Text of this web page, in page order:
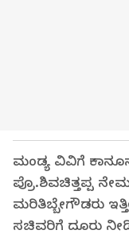
ಮಂಡ್ಯ ವಿವಿಗೆ
ಪ್ರೊ.ಶಿವಚಿತ್ತಪ್ಪ
ಮರಿತಿಬ್ಬೇಗೌಡರು
ಸಚಿವರಿಗೆ ದೂರು